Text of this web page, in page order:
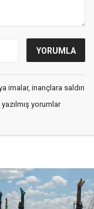
imalar, inançlara saldırı
yorumlar